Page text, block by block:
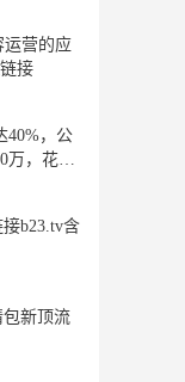
运营的应
接
40%，公
万，花加
| 缩链短
b23.tv含
新顶流